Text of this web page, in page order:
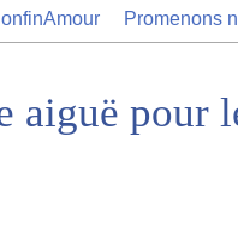
Promenons
aiguë pour